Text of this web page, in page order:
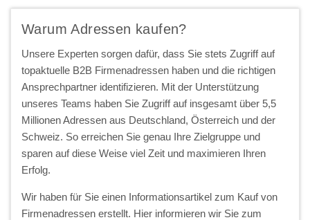
Warum Adressen kaufen?
Unsere Experten sorgen dafür, dass Sie stets Zugriff auf
topaktuelle B2B Firmenadressen haben und die richtigen
Ansprechpartner identifizieren. Mit der Unterstützung
unseres Teams haben Sie Zugriff auf insgesamt über 5,5
Millionen Adressen aus Deutschland, Österreich und der
Schweiz. So erreichen Sie genau Ihre Zielgruppe und
sparen auf diese Weise viel Zeit und maximieren Ihren
Erfolg.
Wir haben für Sie einen Informationsartikel zum Kauf von
Firmenadressen erstellt. Hier informieren wir Sie zum